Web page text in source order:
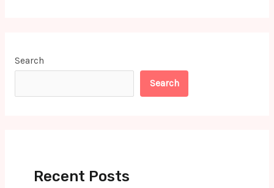
Search
Search
Recent Posts